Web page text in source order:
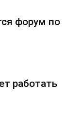
форум по
работать